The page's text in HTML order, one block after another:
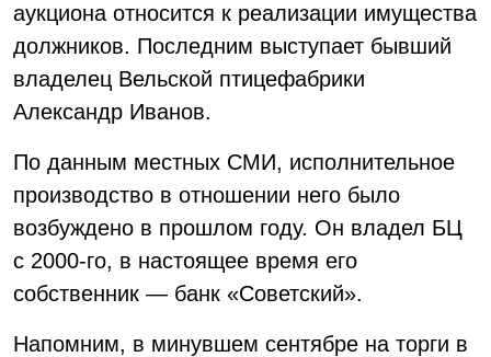
аукциона относится к реализации имущества
должников. Последним выступает бывший
владелец Вельской птицефабрики
Александр Иванов.
По данным местных СМИ, исполнительное
производство в отношении него было
возбуждено в прошлом году. Он владел БЦ
с 2000-го, в настоящее время его
собственник — банк «Советский».
Напомним, в минувшем сентябре на торги в